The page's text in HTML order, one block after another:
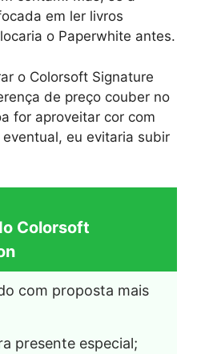
em ler livros
o Paperwhite antes.
o Colorsoft Signature
de preço couber no
for aproveitar cor com
eu evitaria subir
Colorsoft
com proposta mais
presente especial;